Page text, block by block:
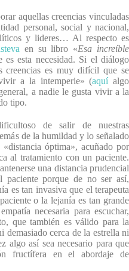
aquellas creencias vinculadas
personal, social y nacional,
y lideres… Al respecto es
en su libro «Esa increíble
esta necesidad. Si el diálogo
creencias es muy difícil que se
a la intemperie» (aquí algo
a nadie le gusta vivir a la
tipo.
de salir de nuestras
de la humildad y lo señalado
óptima», acuñado por
al tratamiento con un paciente.
una distancia prudencial
porque de no ser así,
es tan invasiva que el terapeuta
o la lejanía es tan grande
necesaria para escuchar,
que también es válido para la
demasiado cerca de la estrella ni
algo así sea necesario para que
fructífera en el abordaje de